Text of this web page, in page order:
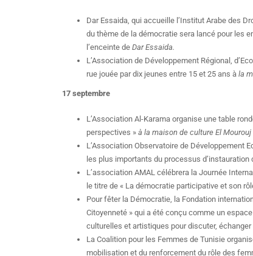
Dar Essaida, qui accueille l’Institut Arabe des
du thème de la démocratie sera lancé pour les
l’enceinte de Dar Essaida.
L’Association de Développement Régional,
rue jouée par dix jeunes entre 15 et 25 ans à la
17 septembre
L’Association Al-Karama organise une table
perspectives » à la maison de culture El Mourouj
L’Association Observatoire de Développement
les plus importants du processus
L’association AMAL célébrera la Journée
le titre de « La démocratie participative et son
Pour fêter la Démocratie, la Fondation
Citoyenneté » qui a été conçu comme un
culturelles et artistiques pour discuter, échanger
La Coalition pour les Femmes de Tunisie
mobilisation et du renforcement du rôle des